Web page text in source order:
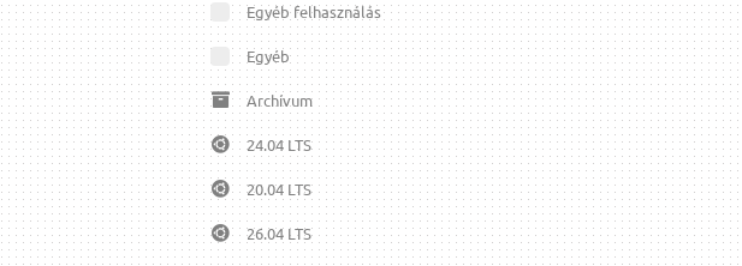
Egyéb felhasználás
Egyéb
Archívum
24.04 LTS
20.04 LTS
26.04 LTS